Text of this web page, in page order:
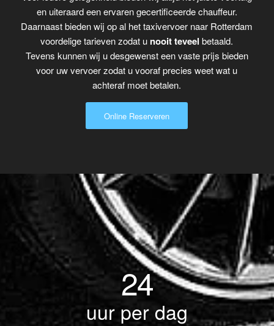
en uiteraard een ervaren gecertificeerde chauffeur.
Daarnaast bieden wij op al het taxivervoer naar Rotterdam
voordelige tarieven zodat u nooit teveel betaald.
Tevens kunnen wij u desgewenst een vaste prijs bieden
voor uw vervoer zodat u vooraf precies weet wat u
achteraf moet betalen.
Online Reserveren
24
uur per dag